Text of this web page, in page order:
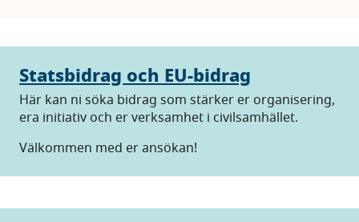
Statsbidrag och EU-bidrag
Här kan ni söka bidrag som stärker er organisering,
era initiativ och er verksamhet i civilsamhället.
Välkommen med er ansökan!